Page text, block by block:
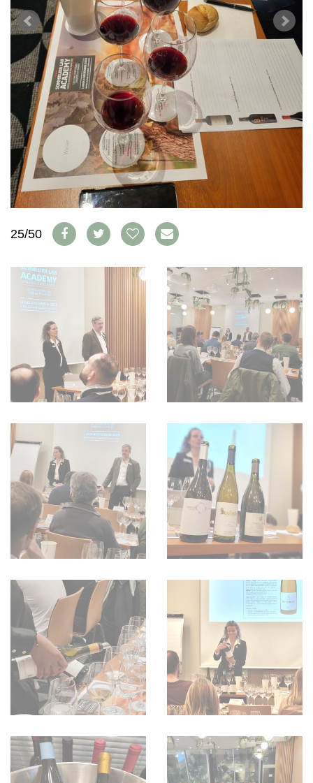
ABO
AUSGABE
ARCHIV
VORTEILSWELT
BÜCHER
WEINSZENE
PORTRAITS
VINOPHILES
ARCHIV
ANMELDEN
AWARDS
GEWINNSPIELE
VORTEILSWELT
TRINKREIFETABELLE
ABO
WEINSUCHE
NEWSLETTER
WINE TRADE CLUB
REDAKTION
WERBUNG
IMPRESSUM
AGB & DATENSCHUTZ
FAQ
25/50